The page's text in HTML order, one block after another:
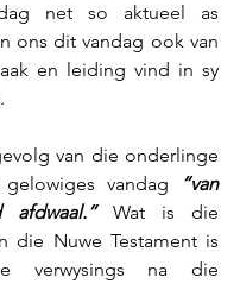
net so aktueel as
ons dit vandag ook van
en leiding vind in sy
van die onderlinge
vandag
“van
afdwaal.”
die Nuwe Testament is